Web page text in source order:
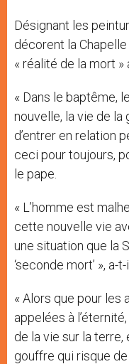
Désignant les
décorent la
« réalité de la mort »
« Dans le baptême,
nouvelle, la vie de la
d’entrer en relation
ceci pour toujours,
le pape.
« L’homme est
cette nouvelle vie
une situation que la
‘seconde mort’ », a-
« Alors que pour les
appelées à
de la vie sur la terre,
gouffre qui risque